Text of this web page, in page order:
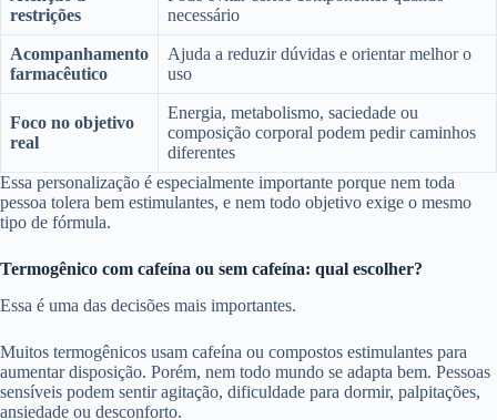
restrições
necessário
Acompanhamento
farmacêutico
Ajuda a reduzir dúvidas e orientar melhor o
uso
Foco no objetivo
real
Energia, metabolismo, saciedade ou
composição corporal podem pedir caminhos
diferentes
Essa personalização é especialmente importante porque nem toda
pessoa tolera bem estimulantes, e nem todo objetivo exige o mesmo
tipo de fórmula.
Termogênico com cafeína ou sem cafeína: qual escolher?
Essa é uma das decisões mais importantes.
Muitos termogênicos usam cafeína ou compostos estimulantes para
aumentar disposição. Porém, nem todo mundo se adapta bem. Pessoas
sensíveis podem sentir agitação, dificuldade para dormir, palpitações,
ansiedade ou desconforto.